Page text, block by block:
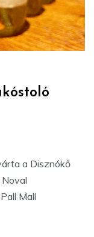
a Disznókő
Mall